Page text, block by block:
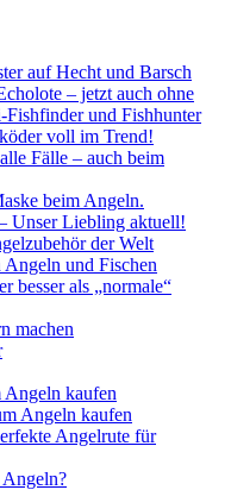
auf Hecht und Barsch
– jetzt auch ohne
und Fishhunter
voll im Trend!
Fälle – auch beim
beim Angeln.
Unser Liebling aktuell!
der Welt
und Fischen
besser als „normale“
machen
Angeln kaufen
Angeln kaufen
Angelrute für
Angeln?